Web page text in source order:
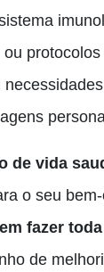
de vida
o seu
fazer
de